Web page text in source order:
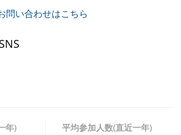
問い合わせはこちら
年) 平均参加人数(直近一年)